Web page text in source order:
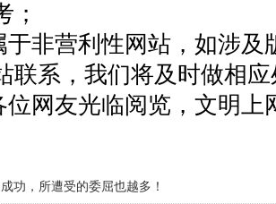
；
于非营利性网站，如涉及
联系，我们将及时做相
位网友光临阅览，文明上
功，所遭受的委屈也越多！